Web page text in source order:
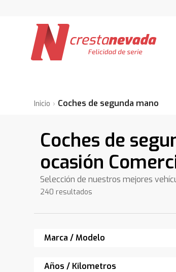
Inicio Coches de segunda mano
Coches de
ocasión
Selección de nuestros mejores
240 resultados
Marca / Modelo
Años / Kilometros